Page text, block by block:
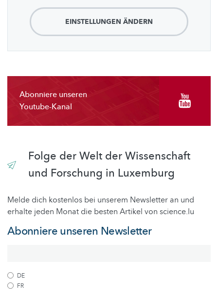
EINSTELLUNGEN ÄNDERN
Abonniere unseren
Youtube-Kanal
Folge der Welt der Wissenschaft
und Forschung in Luxemburg
Melde dich kostenlos bei unserem Newsletter an und
erhalte jeden Monat die besten Artikel von science.lu
Abonniere unseren Newsletter
DE
FR